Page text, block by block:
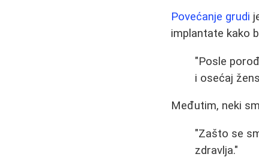
Povećanje grudi
implantate kako
"Posle
i osećaj
Međutim, neki
"Zašto se
zdravlja."